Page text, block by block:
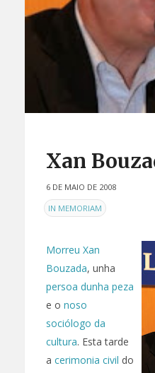
Xan
6 DE MAIO DE 2008
ENIN MEMORIAM
Morreu Xan
Bouzada, unha
persoa dunha peza
e o noso
sociólogo da
cultura. Esta tarde
a cerimonia civil do